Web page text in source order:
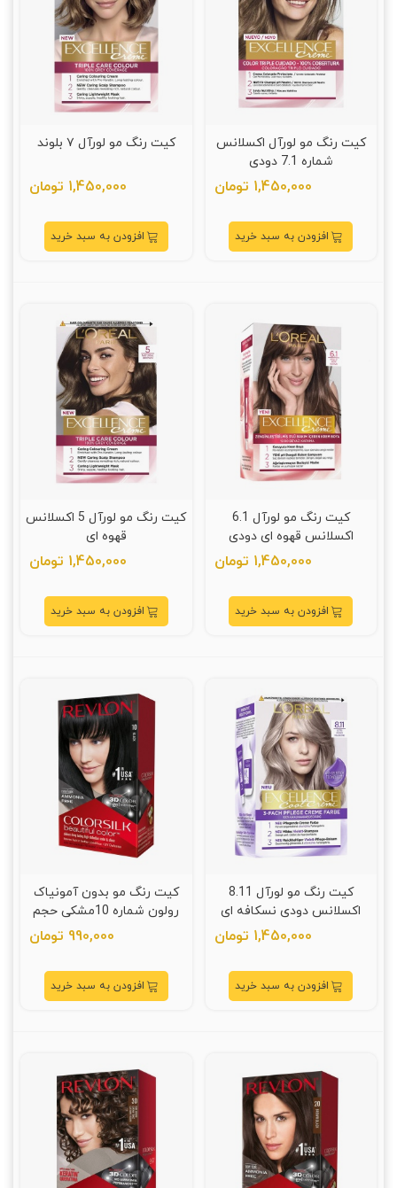
کیت رنگ مو لورآل اکسلانس
شماره 7.1 دودی
1,450,000 تومان
افزودن به سبد خرید
کیت رنگ مو لورآل ۷ بلوند
1,450,000 تومان
افزودن به سبد خرید
کیت رنگ مو لورآل 6.1
اکسلانس قهوه ای دودی
1,450,000 تومان
افزودن به سبد خرید
کیت رنگ مو لورآل 5 اکسلانس
قهوه ای
1,450,000 تومان
افزودن به سبد خرید
کیت رنگ مو لورآل 8.11
اکسلانس دودی نسکافه ای
1,450,000 تومان
افزودن به سبد خرید
کیت رنگ مو بدون آمونیاک
رولون شماره 10مشکی حجم
990,000 تومان
افزودن به سبد خرید